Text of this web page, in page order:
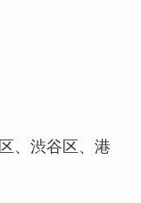
、渋谷区、港